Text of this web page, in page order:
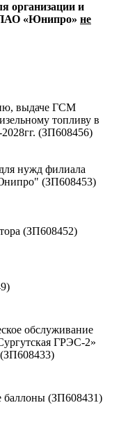
организации и
ПАО «Юнипро» не
выдаче ГСМ
топливу в
(ЗП608456)
нужд филиала
(ЗП608453)
(ЗП608452)
обслуживание
ГРЭС-2»
(ЗП608431)